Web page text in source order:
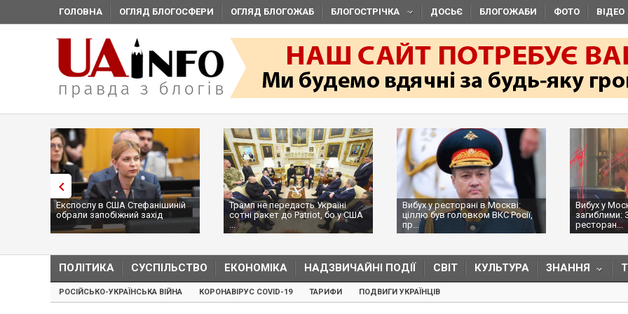
ГОЛОВНА ОГЛЯД БЛОГОСФЕРИ ОГЛЯД БЛОГОЖАБ БЛОГОСТРІЧКА ДОСЬЄ БЛОГОЖАБИ ФОТО ВІДЕО
Експослу в США Стефанішиній
обрали запобіжний захід
Трамп не передасть Україні
сотні ракет до Patriot, бо у США
...
Вибух у ресторані в Москві:
ціллю був головком ВКС Росії,
пр...
Вибух у
загиблими:
ресторан...
ПОЛІТИКА СУСПІЛЬСТВО ЕКОНОМІКА НАДЗВИЧАЙНІ ПОДІЇ СВІТ КУЛЬТУРА ЗНАННЯ
РОСІЙСЬКО-УКРАЇНСЬКА ВІЙНА КОРОНАВІРУС COVID-19 ТАРИФИ ПОДВИГИ УКРАЇНЦІВ